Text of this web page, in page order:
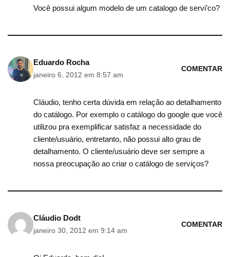
Você possui algum modelo de um catalogo de servi’co?
Eduardo Rocha
janeiro 6, 2012 em 8:57 am
COMENTAR
Cláudio, tenho certa dúvida em relação ao detalhamento
do catálogo. Por exemplo o catálogo do google que você
utilizou pra exemplificar satisfaz a necessidade do
cliente/usuário, entretanto, não possui alto grau de
detalhamento. O cliente/usuário deve ser sempre a
nossa preocupação ao criar o catálogo de serviços?
Cláudio Dodt
janeiro 30, 2012 em 9:14 am
COMENTAR